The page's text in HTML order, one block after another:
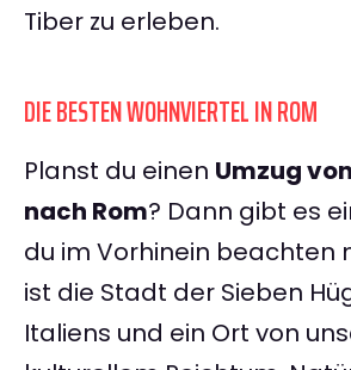
Tiber zu erleben.
DIE BESTEN WOHNVIERTEL IN ROM
Planst du einen Umzug
nach Rom? Dann gibt es
du im Vorhinein beachten
ist die Stadt der Sieben
Italiens und ein Ort von